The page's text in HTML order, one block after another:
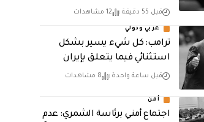
قبل 55 دقيقة 12 مشاهدات
عربي ودولي
ترامب: كل شيء يسير بشكل
استثنائي فيما يتعلق بإيران
قبل ساعة واحدة 8 مشاهدات
أمن
اجتماع أمني برئاسة الشمري: عدم